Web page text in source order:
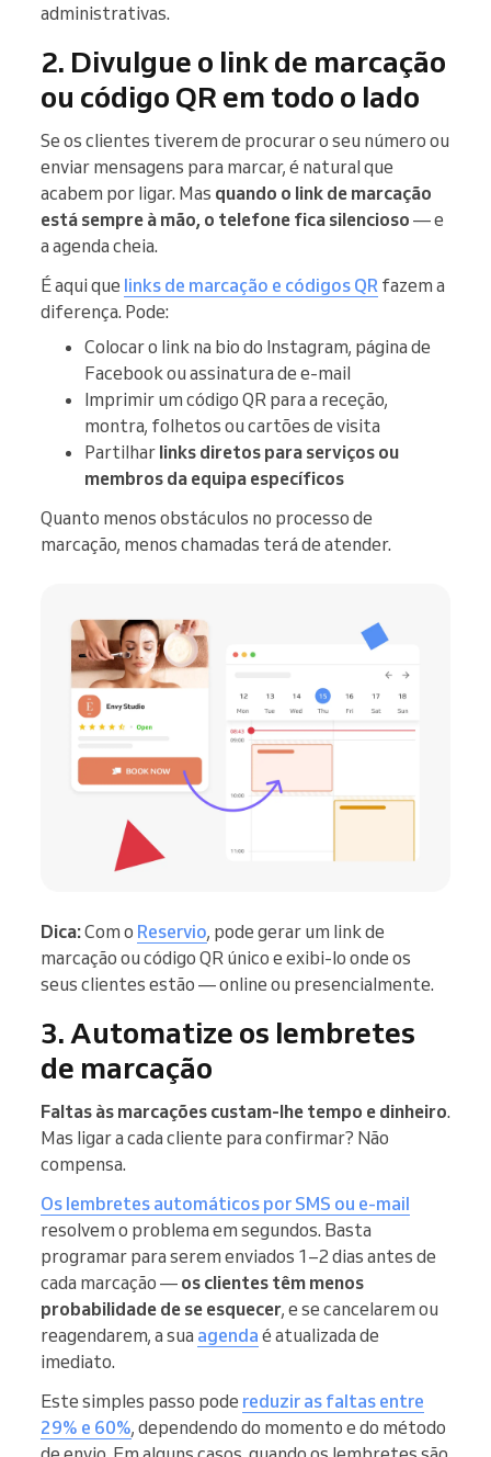
administrativas.
2. Divulgue o link de marcação
ou código QR em todo o lado
Se os clientes tiverem de procurar o seu número ou
enviar mensagens para marcar, é natural que
acabem por ligar. Mas quando o link de marcação
está sempre à mão, o telefone fica silencioso — e
a agenda cheia.
É aqui que links de marcação e códigos QR fazem a
diferença. Pode:
Colocar o link na bio do Instagram, página de
Facebook ou assinatura de e-mail
Imprimir um código QR para a receção,
montra, folhetos ou cartões de visita
Partilhar links diretos para serviços ou
membros da equipa específicos
Quanto menos obstáculos no processo de
marcação, menos chamadas terá de atender.
Dica:Com o Reservio, pode gerar um link de
marcação ou código QR único e exibi-lo onde os
seus clientes estão — online ou presencialmente.
3. Automatize os lembretes
de marcação
Faltas às marcações custam-lhe tempo e dinheiro.
Mas ligar a cada cliente para confirmar? Não
compensa.
Os lembretes automáticos por SMS ou e-mail
resolvem o problema em segundos. Basta
programar para serem enviados 1–2 dias antes de
cada marcação — os clientes têm menos
probabilidade de se esquecer, e se cancelarem ou
reagendarem, a sua agenda é atualizada de
imediato.
Este simples passo pode reduzir as faltas entre
29% e 60%, dependendo do momento e do método